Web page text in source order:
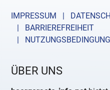
IMPRESSUM |
| BARRIEREFREIHEIT
|
ÜBER UNS